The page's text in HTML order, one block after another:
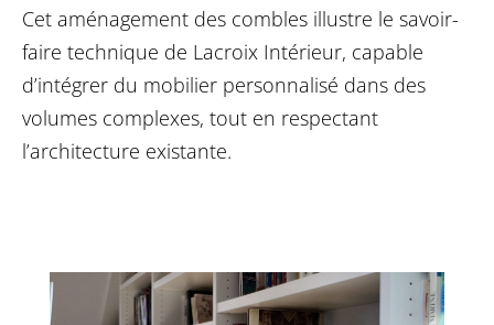
Cet aménagement des combles illustre le savoir-
faire technique de Lacroix Intérieur, capable
d’intégrer du mobilier personnalisé dans des
volumes complexes, tout en respectant
l’architecture existante.